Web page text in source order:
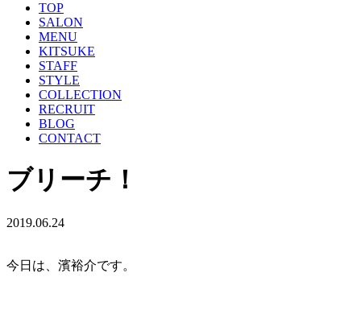
TOP
SALON
MENU
KITSUKE
STAFF
STYLE
COLLECTION
RECRUIT
BLOG
CONTACT
ブリーチ！
2019.06.24
今日は、濱裕介です。